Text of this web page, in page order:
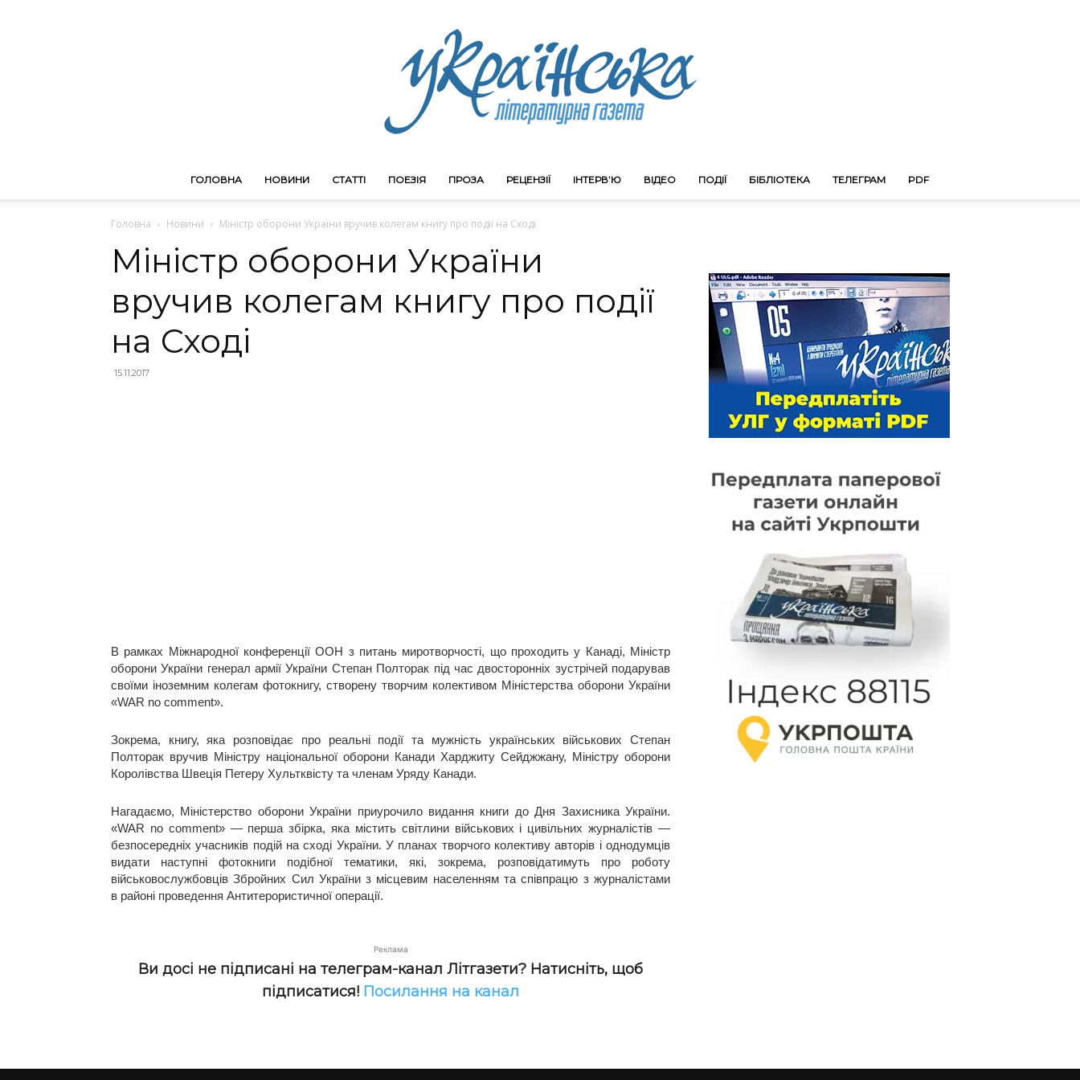
ГОЛОВНА НОВИНИ СТАТТІ ПОЕЗІЯ ПРОЗА РЕЦЕНЗІЇ ІНТЕРВ’Ю ВІДЕО ПОДІЇ БІБЛІОТЕКА ТЕЛЕГРАМ PDF
Головна Новини Міністр оборони України вручив колегам книгу про події на Сході
Міністр оборони України
вручив колегам книгу про події
на Сході
15.11.2017
В рамках Міжнародної конференції ООН з питань миротворчості, що проходить у Канаді, Міністр
оборони України генерал армії України Степан Полторак під час двосторонніх зустрічей подарував
своїми іноземним колегам фотокнигу, створену творчим колективом Міністерства оборони України
«WAR no comment».
Зокрема, книгу, яка розповідає про реальні події та мужність українських військових Степан
Полторак вручив Міністру національної оборони Канади Харджиту Сейджжану, Міністру оборони
Королівства Швеція Петеру Хультквісту та членам Уряду Канади.
Нагадаємо, Міністерство оборони України приурочило видання книги до Дня Захисника України.
«WAR no comment» — перша збірка, яка містить світлини військових і цивільних журналістів —
безпосередніх учасників подій на сході України. У планах творчого колективу авторів і однодумців
видати наступні фотокниги подібної тематики, які, зокрема, розповідатимуть про роботу
військовослужбовців Збройних Сил України з місцевим населенням та співпрацю з журналістами
в районі проведення Антитерористичної операції.
Реклама
Ви досі не підписані на телеграм-канал Літгазети? Натисніть, щоб
підписатися! Посилання на канал